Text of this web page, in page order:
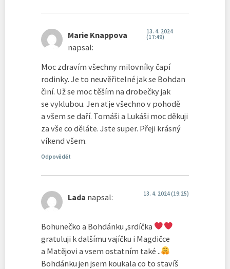
Marie Knappova
napsal:
13. 4. 2024
(17:49)
Moc zdravím všechny milovníky čapí
rodinky. Je to neuvěřitelné jak se Bohdan
činí. Už se moc těším na drobečky jak
se vyklubou. Jen ať je všechno v pohodě
a všem se daří. Tomáši a Lukáši moc děkuji
za vše co děláte. Jste super. Přeji krásný
víkend všem.
Odpovědět
Lada napsal: 13. 4. 2024 (19:25)
Bohunečko a Bohdánku ,srdíčka
gratuluji k dalšímu vajíčku i Magdičce
a Matějovi a vsem ostatním také ..
Bohdánku jen jsem koukala co to stavíš